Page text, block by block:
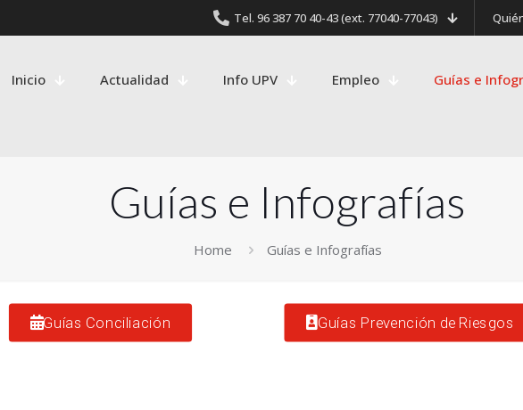
Tel. 96 387 70 40-43 (ext. 77040-77043)
Inicio Actualidad Info UPV Empleo Guías e
Guías e Infografías
Home Guías e Infografías
Guías Conciliación Guías Prevención de Riesgos